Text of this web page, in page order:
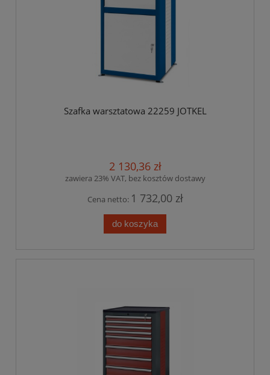
Szafka warsztatowa 22259 JOTKEL
2 130,36 zł
zawiera 23% VAT, bez kosztów dostawy
Cena netto: 1 732,00 zł
do koszyka